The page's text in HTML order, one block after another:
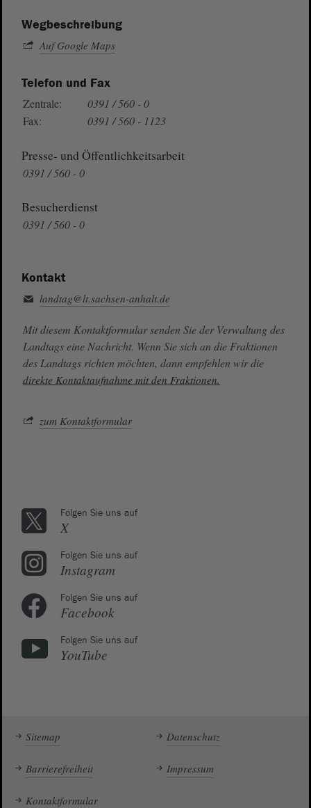
Wegbeschreibung
Auf Google Maps
Telefon und Fax
Zentrale:
0391 / 560 - 0
Fax:
0391 / 560 - 1123
Presse- und Öffentlichkeitsarbeit
0391 / 560 - 0
Besucherdienst
0391 / 560 - 0
Kontakt
landtag@lt.sachsen-anhalt.de
Mit diesem Kontaktformular senden Sie der Verwaltung des
Landtags eine Nachricht. Wenn Sie sich an die Fraktionen
des Landtags richten möchten, dann empfehlen wir die
direkte Kontaktaufnahme mit den Fraktionen.
zum Kontaktformular
Folgen Sie uns auf
X
Folgen Sie uns auf
Instagram
Folgen Sie uns auf
Facebook
Folgen Sie uns auf
YouTube
Sitemap Datenschutz
Barrierefreiheit Impressum
Kontaktformular